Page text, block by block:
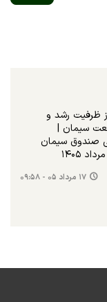
ظرفیت رشد و
سیمان |
صندوق سیمان
۱۷ مرداد ۰۵ - ۰۹:۵۸